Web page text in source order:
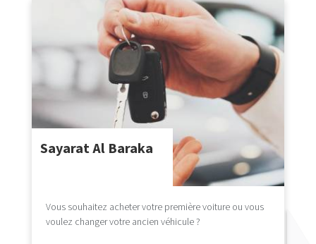
Sayarat Al Baraka
Vous souhaitez acheter votre première voiture ou vous
voulez changer votre ancien véhicule ?